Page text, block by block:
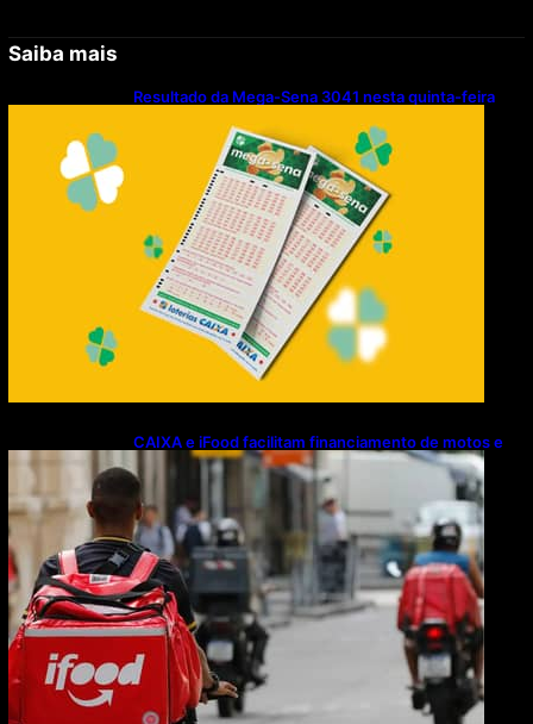
Saiba mais
Resultado da Mega-Sena 3041 nesta quinta-feira
CAIXA e iFood facilitam financiamento de motos e
bicicletas elétricas para entregadores